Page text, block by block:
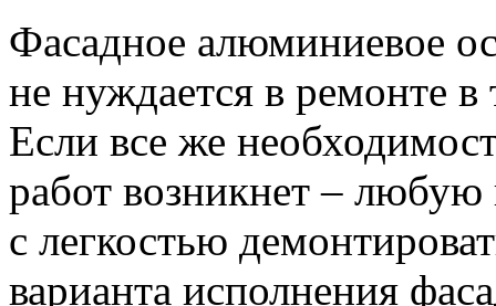
Фасадное алюминиевое
не нуждается в ремонте в
Если все же
работ возникнет –
с легкостью
варианта исполнения